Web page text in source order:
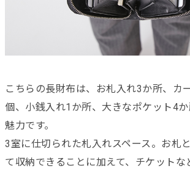
こちらの長財布は、お札入れ3か所、カ
個、小銭入れ1か所、大きなポケット4
魅力です。
3室に仕切られた札入れスペース。お札
て収納できることに加えて、チケットな